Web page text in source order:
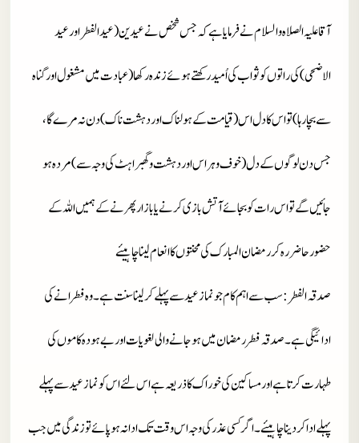
آقا علیہ الصلاہ والسلام نے فرمایا ہے کہ جس شخص نے عیدین (عید الفطر اور عید
الاضحی) کی راتوں کو ثواب کی اُمید رکھتے ہوئے زندہ رکھا (عبادت میں مشغول اور گناہ
سے بچا رہا) تو اس کا دل اس (قیامت کے ہولناک اور دہشت ناک ) دن نہ مرے گا،
جس دن لوگوں کے دل (خوف وہراس اور دہشت و گھبراہٹ کی وجہ سے) مردہ ہو
جائیں گے تو اس رات کو بجائے آتش بازی کرنے یا بازار پھرنے کے ہمیں اللہ کے
حضور حاضر رہ کر رمضان المبارک کی محنتوں کا انعام لینا چاہیئے
صدقہ الفطر : سب سے اہم کام جو نماز عید سے پہلے کر لینا سنت ہے۔ وہ فطرانے کی
ادائیگی ہے۔ صدقہ فطر رمضان میں ہو جانے والی لغویات اور بے ہودہ کاموں کی
طہارت کرتا ہے اور مساکین کی خوراک کا ذریعہ ہے اس لئے اس کو نماز عید سے پہلے
پہلے ادا کر دینا چاہیئے۔ اگر کسی عذر کی وجہ اس وقت تک ادا نہ ہو پائے تو زندگی میں جب